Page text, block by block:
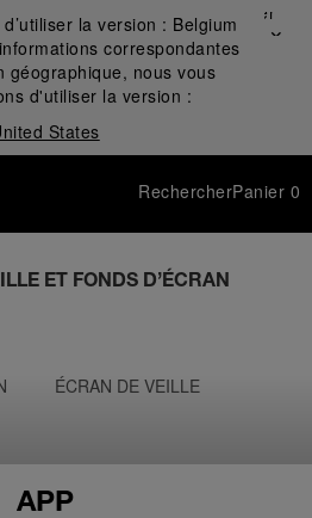
la version : Belgium
correspondantes
géographique, nous vous
d'utiliser la version :
States
Fermer
✕
RechercherPanier 0
ET FONDS D’ÉCRAN
ÉCRAN DE VEILLE
APP